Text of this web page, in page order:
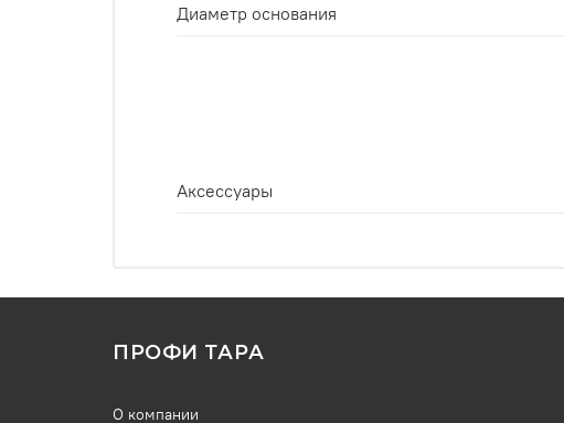
Диаметр основания
Аксессуары
ПРОФИ ТАРА
О компании